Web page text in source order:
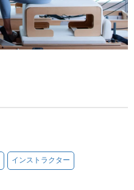
インストラクター